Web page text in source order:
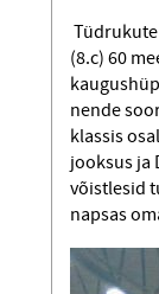
Tüdrukute
(8.c) 60
nende
klassis
jooksus ja
võistlesid
napsas